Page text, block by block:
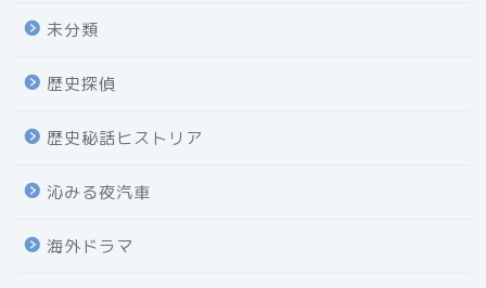
未分類
歴史探偵
歴史秘話ヒストリア
沁みる夜汽車
海外ドラマ